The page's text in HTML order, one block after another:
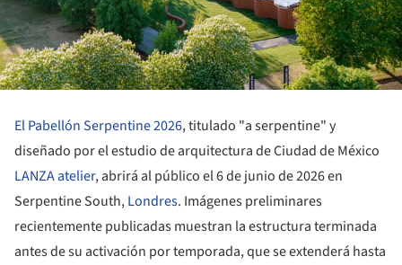
El Pabellón Serpentine 2026, titulado "a serpentine" y
diseñado por el estudio de arquitectura de Ciudad de México
LANZA atelier, abrirá al público el 6 de junio de 2026 en
Serpentine South,Londres. Imágenes preliminares
recientemente publicadas muestran la estructura terminada
antes de su activación por temporada, que se extenderá hasta